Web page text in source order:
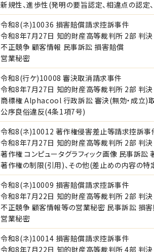
新規性、進歩性(発明の要旨認定、相違点の認
令和8(ネ)10036 損害賠償請求控訴事件
令和8年7月27日 知的財産高等裁判所 2部 判
不正競争 顧客情報 民事訴訟 損害賠償
営業秘密
令和8(行ケ)10008 審決取消請求事件
令和8年7月27日 知的財産高等裁判所 2部 判
商標権 Alphacool 行政訴訟 審決(無効・成立)
公序良俗違反(4条1項7号)
令和8(ネ)10012 著作権侵害差止等請求控訴事
令和8年7月27日 知的財産高等裁判所 2部 判
著作権 コンピュータグラフィック画像 民事訴
著作権の制限(引用)、その他(差止めの内容の特
令和8(ネ)10009 損害賠償請求控訴事件
令和8年7月22日 知的財産高等裁判所 2部 判
不正競争 顧客情報等の営業秘密 民事訴訟 損
営業秘密
令和8(ネ)10014 損害賠償請求控訴事件
令和8年7月22日 知的財産高等裁判所 4部 判